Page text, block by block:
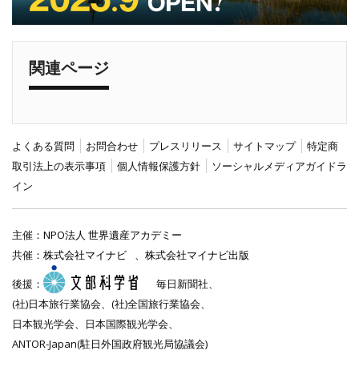
関連ページ
よくある質問 お問合わせ プレスリリース サイトマップ
特定商
取引法上の表示事項
個人情報保護方針
ソーシャルメディアガイドラ
イン
主催： NPO法人 世界遺産アカデミー
共催： 株式会社マイナビ 、 株式会社マイナビ出版
後援：
毎日新聞社、
(社)日本旅行業協会、(社)全国旅行業協会、
日本観光学会、日本国際観光学会、
ANTOR-Japan(駐日外国政府観光局協議会)